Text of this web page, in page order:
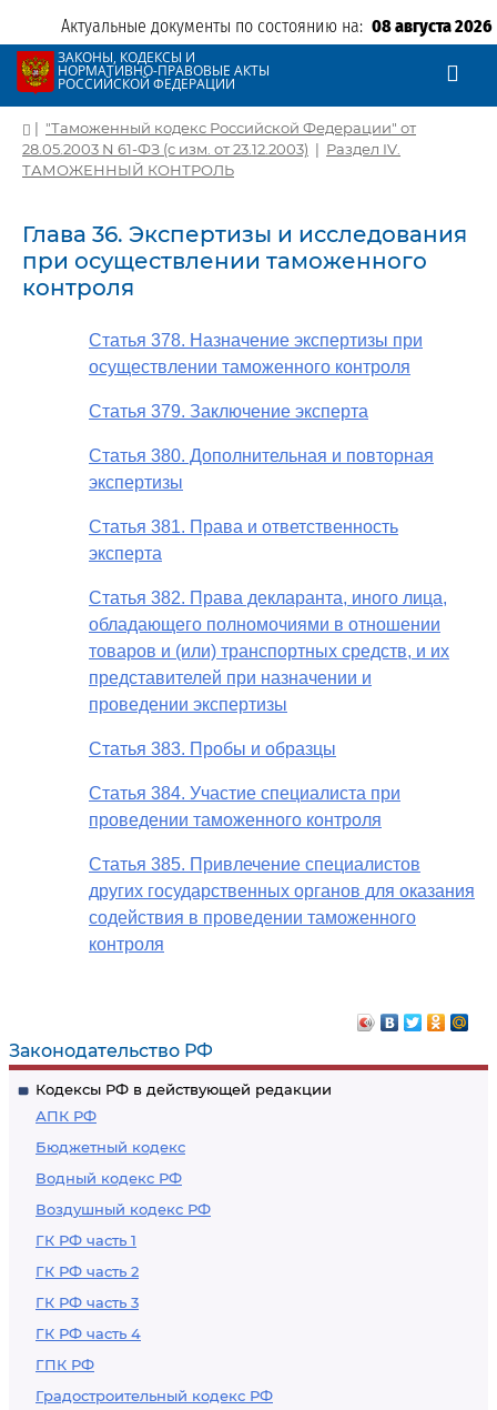
Актуальные документы по состоянию на: 08 августа 2026
ЗАКОНЫ, КОДЕКСЫ И
НОРМАТИВНО-ПРАВОВЫЕ АКТЫ
РОССИЙСКОЙ ФЕДЕРАЦИИ
Законодательство РФ
Кодексы РФ в действующей редакции
АПК РФ
Бюджетный кодекс
Водный кодекс РФ
Воздушный кодекс РФ
ГК РФ часть 1
ГК РФ часть 2
ГК РФ часть 3
ГК РФ часть 4
ГПК РФ
Градостроительный кодекс РФ
| "Таможенный кодекс Российской Федерации" от
28.05.2003 N 61-ФЗ (с изм. от 23.12.2003) | Раздел IV.
ТАМОЖЕННЫЙ КОНТРОЛЬ
Глава 36. Экспертизы и исследования
при осуществлении таможенного
контроля
Статья 378. Назначение экспертизы при
осуществлении таможенного контроля
Статья 379. Заключение эксперта
Статья 380. Дополнительная и повторная
экспертизы
Статья 381. Права и ответственность
эксперта
Статья 382. Права декларанта, иного лица,
обладающего полномочиями в отношении
товаров и (или) транспортных средств, и их
представителей при назначении и
проведении экспертизы
Статья 383. Пробы и образцы
Статья 384. Участие специалиста при
проведении таможенного контроля
Статья 385. Привлечение специалистов
других государственных органов для оказания
содействия в проведении таможенного
контроля